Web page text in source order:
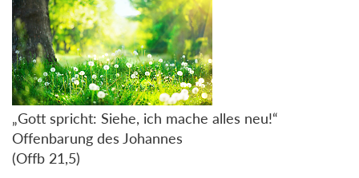
„Gott spricht: Siehe, ich mache alles neu!“
Offenbarung des Johannes
(Offb 21,5)